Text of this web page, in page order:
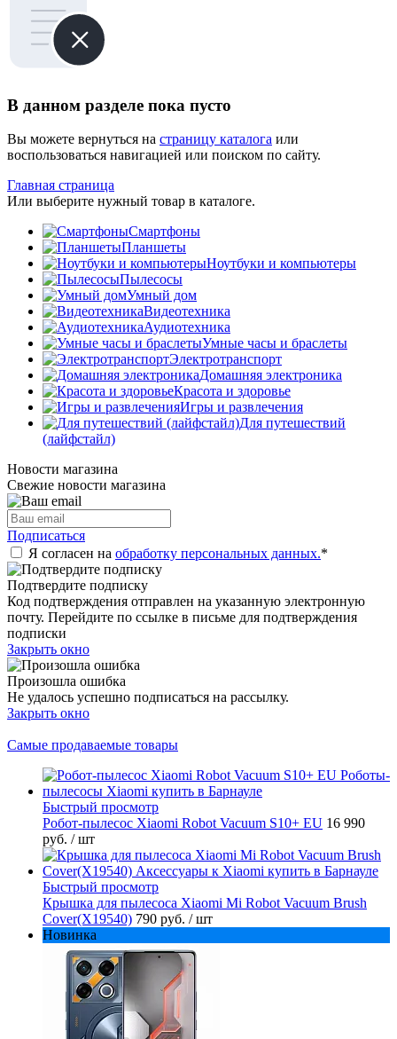
В данном разделе пока пусто
Вы можете вернуться на страницу каталога или
воспользоваться навигацией или поиском по сайту.
Главная страница
Или выберите нужный товар в каталоге.
Смартфоны
Планшеты
Ноутбуки и компьютеры
Пылесосы
Умный дом
Видеотехника
Аудиотехника
Умные часы и браслеты
Электротранспорт
Домашняя электроника
Красота и здоровье
Игры и развлечения
Для путешествий
(лайфстайл)
Новости магазина
Свежие новости магазина
Подписаться
Я согласен на обработку персональных данных.*
Подтвердите подписку
Код подтверждения отправлен на указанную электронную
почту. Перейдите по ссылке в письме для подтверждения
подписки
Закрыть окно
Произошла ошибка
Не удалось успешно подписаться на рассылку.
Закрыть окно
Самые продаваемые товары
Быстрый просмотр
Робот-пылесос Xiaomi Robot Vacuum S10+ EU 16 990
руб. / шт
Быстрый просмотр
Крышка для пылесоса Xiaomi Mi Robot Vacuum Brush
Cover(X19540) 790 руб. / шт
Новинка